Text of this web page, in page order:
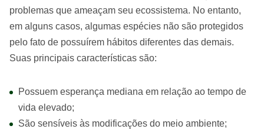
problemas que ameaçam seu ecossistema. No entanto,
em alguns casos, algumas espécies não são protegidos
pelo fato de possuírem hábitos diferentes das demais.
Suas principais características são:
Possuem esperança mediana em relação ao tempo de
vida elevado;
São sensíveis às modificações do meio ambiente;